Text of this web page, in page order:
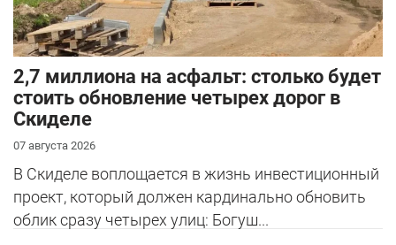
2,7 миллиона на асфальт: столько будет
стоить обновление четырех дорог в
Скиделе
07 августа 2026
В Скиделе воплощается в жизнь инвестиционный
проект, который должен кардинально обновить
облик сразу четырех улиц: Богуш...